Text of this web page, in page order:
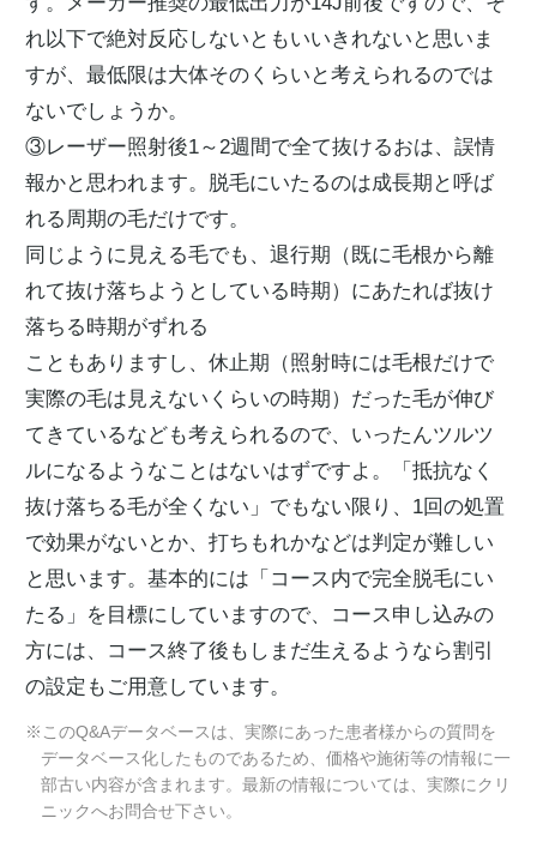
れ以下で絶対反応しないともいいきれないと思いま
すが、最低限は大体そのくらいと考えられるのでは
ないでしょうか。
③レーザー照射後1～2週間で全て抜けるおは、誤情
報かと思われます。脱毛にいたるのは成長期と呼ば
れる周期の毛だけです。
同じように見える毛でも、退行期（既に毛根から離
れて抜け落ちようとしている時期）にあたれば抜け
落ちる時期がずれる
こともありますし、休止期（照射時には毛根だけで
実際の毛は見えないくらいの時期）だった毛が伸び
てきているなども考えられるので、いったんツルツ
ルになるようなことはないはずですよ。「抵抗なく
抜け落ちる毛が全くない」でもない限り、1回の処置
で効果がないとか、打ちもれかなどは判定が難しい
と思います。基本的には「コース内で完全脱毛にい
たる」を目標にしていますので、コース申し込みの
方には、コース終了後もしまだ生えるようなら割引
の設定もご用意しています。
※このQ&Aデータベースは、実際にあった患者様からの質問を
データベース化したものであるため、価格や施術等の情報に一
部古い内容が含まれます。最新の情報については、実際にクリ
ニックへお問合せ下さい。